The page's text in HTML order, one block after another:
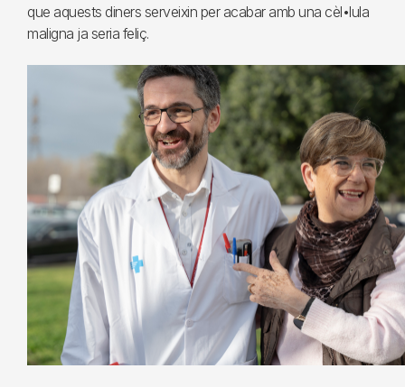
que aquests diners serveixin per acabar amb una cèl•lula
maligna ja seria feliç.